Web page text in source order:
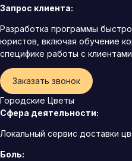
Запрос клиента:
Разработка программы
юристов, включая обучение
специфике работы с клиентами
Заказать звонок
Городские Цветы
Сфера деятельности:
Локальный сервис доставки
Боль: